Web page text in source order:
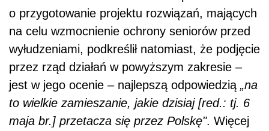
o przygotowanie projektu rozwiązań, mających
na celu wzmocnienie ochrony seniorów przed
wyłudzeniami, podkreślił natomiast, że podjęcie
przez rząd działań w powyższym zakresie –
jest w jego ocenie – najlepszą odpowiedzią „na
to wielkie zamieszanie, jakie dzisiaj [red.: tj. 6
maja br.] przetacza się przez Polskę". Więcej